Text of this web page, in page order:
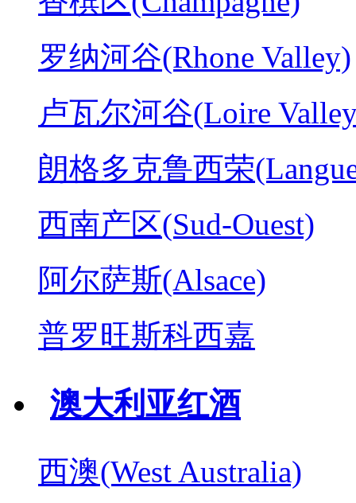
罗纳河谷(Rhone Valley)
卢瓦尔河谷(Loire
朗格多克鲁西荣
西南产区(Sud-Ouest)
阿尔萨斯(Alsace)
普罗旺斯科西嘉
澳大利亚红酒
西澳(West Australia)